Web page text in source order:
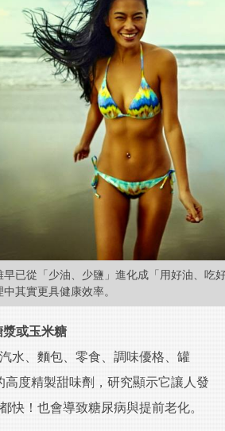
已從「少油、少鹽」進化成「用好油、吃
其實更具健康效率。
漿或玉米糖
水、麵包、零食、調味優格、罐
高度精製甜味劑，研究顯示它讓人發
快！也會導致糖尿病與提前老化。